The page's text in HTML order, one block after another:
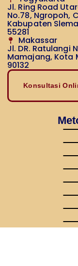
Jl. Ring Road
No.78, Ngropoh,
Kabupaten
55281
Makassar
Jl. DR. Ratulangi
Mamajang, Kota
90132
Konsultasi